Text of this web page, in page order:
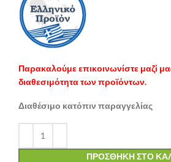
Παρακαλούμε επικοινωνίστε μαζί
διαθεσιμότητα των προϊόντων.
Διαθέσιμο κατόπιν παραγγελίας
ΠΡΟΣΘΉΚΗ ΣΤΟ